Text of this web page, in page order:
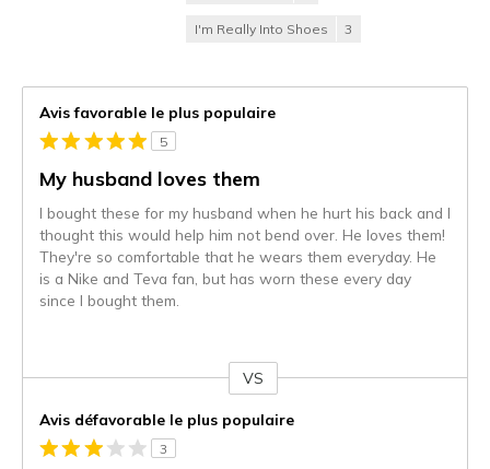
I'm Really Into Shoes 3
Avis favorable le plus populaire
5
My husband loves them
I bought these for my husband when he hurt his back and I
thought this would help him not bend over. He loves them!
They're so comfortable that he wears them everyday. He
is a Nike and Teva fan, but has worn these every day
since I bought them.
projecteur
sur
VS
Avis défavorable le plus populaire
3